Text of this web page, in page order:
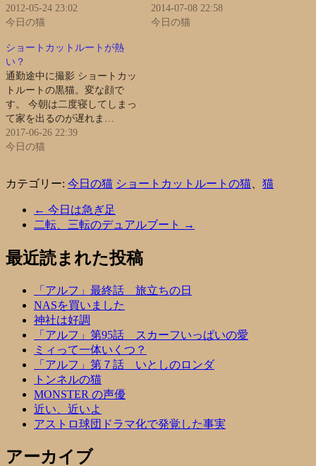
2012-05-24 23:02
今日の猫
2014-07-08 22:58
今日の猫
ショートカットルートが熱
い？
通勤途中に撮影 ショートカッ
トルートの黒猫。変な顔で
す。 今朝は二度寝してしまっ
て家を出るのが遅れま…
2017-06-26 22:39
今日の猫
カテゴリー: 今日の猫 ショートカットルートの猫 猫
← 今日は急ぎ足
二転、三転のデュアルブート
→
最近読まれた投稿
「アルフ」最終話 旅立ちの日
NASを買いました
神社は好調
「アルフ」第95話 スカーフいっぱいの愛
ミィって一体いくつ？
「アルフ」第７話 いとしのロンダ
トンネルの猫
MONSTER の声優
近い、近いよ
アストロ球団ドラマ化で発覚した事実
アーカイブ